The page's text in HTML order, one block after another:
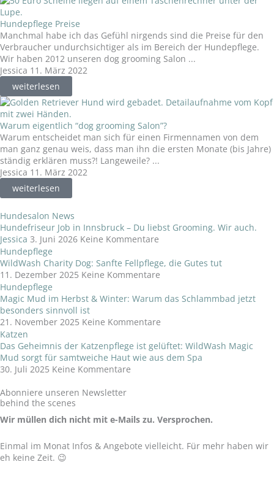
Hundepflege Preise
Manchmal habe ich das Gefühl nirgends sind die Preise für den
Verbraucher undurchsichtiger als im Bereich der Hundepflege.
Wir haben 2012 unseren dog grooming Salon ...
Jessica 11. März 2022
weiterlesen
Warum eigentlich “dog grooming Salon”?
Warum entscheidet man sich für einen Firmennamen von dem
man ganz genau weis, dass man ihn die ersten Monate (bis Jahre)
ständig erklären muss?! Langeweile? ...
Jessica 11. März 2022
weiterlesen
Hundesalon News
Hundefriseur Job in Innsbruck – Du liebst Grooming. Wir auch.
Jessica 3. Juni 2026 Keine Kommentare
Hundepflege
WildWash Charity Dog: Sanfte Fellpflege, die Gutes tut
11. Dezember 2025 Keine Kommentare
Hundepflege
Magic Mud im Herbst & Winter: Warum das Schlammbad jetzt
besonders sinnvoll ist
21. November 2025 Keine Kommentare
Katzen
Das Geheimnis der Katzenpflege ist gelüftet: WildWash Magic
Mud sorgt für samtweiche Haut wie aus dem Spa
30. Juli 2025 Keine Kommentare
Abonniere unseren Newsletter
behind the scenes
Wir müllen dich nicht mit e-Mails zu. Versprochen.
Einmal im Monat Infos & Angebote vielleicht. Für mehr haben wir
eh keine Zeit. 😉